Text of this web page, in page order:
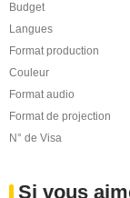
Budget
Langues
Format production
Couleur
Format audio
Format de projection
N° de Visa
Si vous